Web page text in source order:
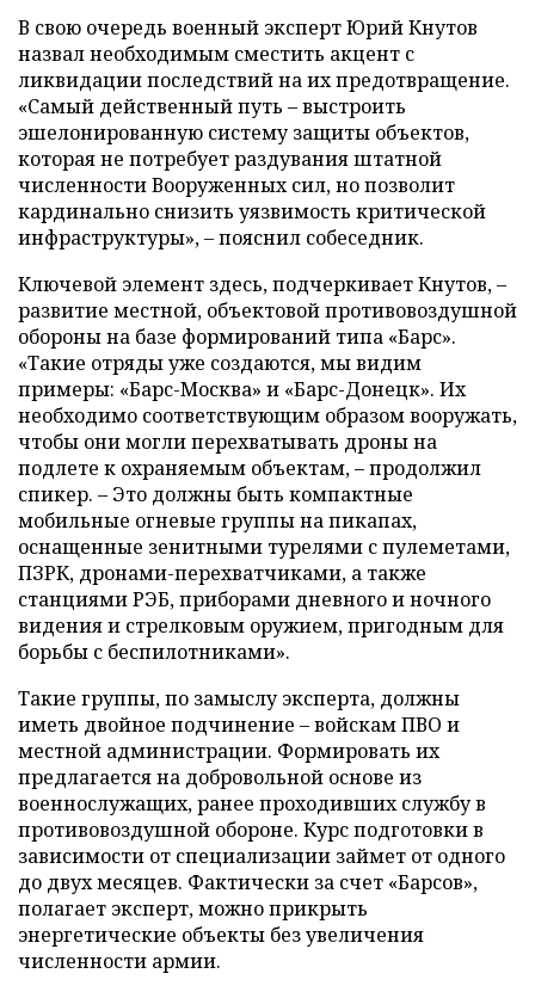
В свою очередь военный эксперт Юрий Кнутов
назвал необходимым сместить акцент с
ликвидации последствий на их предотвращение.
«Самый действенный путь – выстроить
эшелонированную систему защиты объектов,
которая не потребует раздувания штатной
численности Вооруженных сил, но позволит
кардинально снизить уязвимость критической
инфраструктуры», – пояснил собеседник.
Ключевой элемент здесь, подчеркивает Кнутов, –
развитие местной, объектовой противовоздушной
обороны на базе формирований типа «Барс».
«Такие отряды уже создаются, мы видим
примеры: «Барс-Москва» и «Барс-Донецк». Их
необходимо соответствующим образом вооружать,
чтобы они могли перехватывать дроны на
подлете к охраняемым объектам, – продолжил
спикер. – Это должны быть компактные
мобильные огневые группы на пикапах,
оснащенные зенитными турелями с пулеметами,
ПЗРК, дронами-перехватчиками, а также
станциями РЭБ, приборами дневного и ночного
видения и стрелковым оружием, пригодным для
борьбы с беспилотниками».
Такие группы, по замыслу эксперта, должны
иметь двойное подчинение – войскам ПВО и
местной администрации. Формировать их
предлагается на добровольной основе из
военнослужащих, ранее проходивших службу в
противовоздушной обороне. Курс подготовки в
зависимости от специализации займет от одного
до двух месяцев. Фактически за счет «Барсов»,
полагает эксперт, можно прикрыть
энергетические объекты без увеличения
численности армии.